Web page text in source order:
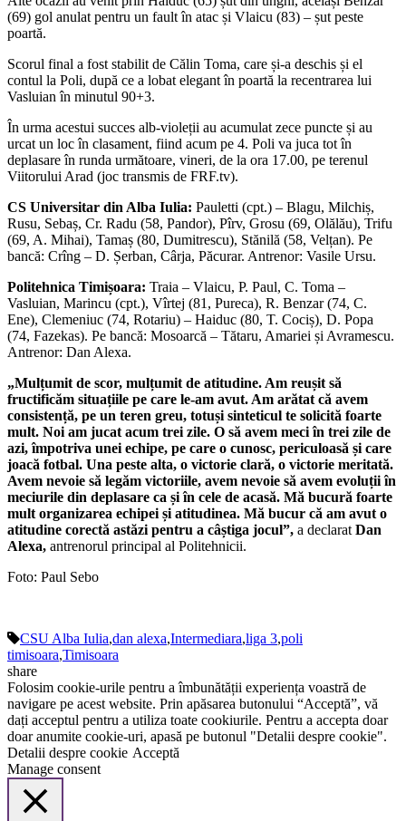
(69) gol anulat pentru un fault în atac și Vlaicu (83) – șut peste
poartă.
Scorul final a fost stabilit de Călin Toma, care și-a deschis și el
contul la Poli, după ce a lobat elegant în poartă la recentrarea lui
Vasluian în minutul 90+3.
În urma acestui succes alb-violeții au acumulat zece puncte și au
urcat un loc în clasament, fiind acum pe 4. Poli va juca tot în
deplasare în runda următoare, vineri, de la ora 17.00, pe terenul
Viitorului Arad (joc transmis de FRF.tv).
CS Universitar din Alba Iulia: Pauletti (cpt.) – Blagu, Milchiș,
Rusu, Sebaș, Cr. Radu (58, Pandor), Pîrv, Grosu (69, Olălău), Trifu
(69, A. Mihai), Tamaș (80, Dumitrescu), Stănilă (58, Velțan). Pe
bancă: Crîng – D. Șerban, Cârja, Păcurar. Antrenor: Vasile Ursu.
Politehnica Timișoara: Traia – Vlaicu, P. Paul, C. Toma –
Vasluian, Marincu (cpt.), Vîrtej (81, Pureca), R. Benzar (74, C.
Ene), Clemeniuc (74, Rotariu) – Haiduc (80, T. Cociș), D. Popa
(74, Fazekas). Pe bancă: Mosoarcă – Tătaru, Amariei și Avramescu.
Antrenor: Dan Alexa.
„Mulțumit de scor, mulțumit de atitudine. Am reușit să
fructificăm situațiile pe care le-am avut. Am arătat că avem
consistență, pe un teren greu, totuși sinteticul te solicită foarte
mult. Noi am jucat acum trei zile. O să avem meci în trei zile de
azi, împotriva unei echipe, pe care o cunosc, periculoasă și care
joacă fotbal. Una peste alta, o victorie clară, o victorie meritată.
Avem nevoie să legăm victoriile, avem nevoie să avem evoluții în
meciurile din deplasare ca și în cele de acasă. Mă bucură foarte
mult organizarea echipei și atitudinea. Mă bucur că am avut o
atitudine corectă astăzi pentru a câștiga jocul”, a declarat Dan
Alexa, antrenorul principal al Politehnicii.
Foto: Paul Sebo
CSU Alba Iulia,dan alexa,Intermediara,liga 3,poli
timisoara,Timisoara
share
Folosim cookie-urile pentru a îmbunătății experiența voastră de
navigare pe acest website. Prin apăsarea butonului “Acceptă”, vă
dați acceptul pentru a utiliza toate cookiurile. Pentru a accepta doar
doar anumite cookie-uri, apasă pe butonul "Detalii despre cookie".
Detalii despre cookie Acceptă
Manage consent